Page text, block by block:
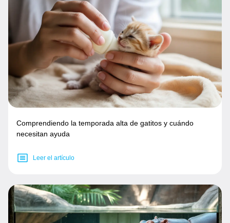
Comprendiendo la temporada alta de gatitos y cuándo
necesitan ayuda
Leer el artículo